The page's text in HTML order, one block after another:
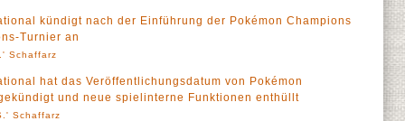
kündigt nach der Einführung der Pokémon Champions
Turnier an
Schaffarz
hat das Veröffentlichungsdatum von Pokémon
und neue spielinterne Funktionen enthüllt
Schaffarz